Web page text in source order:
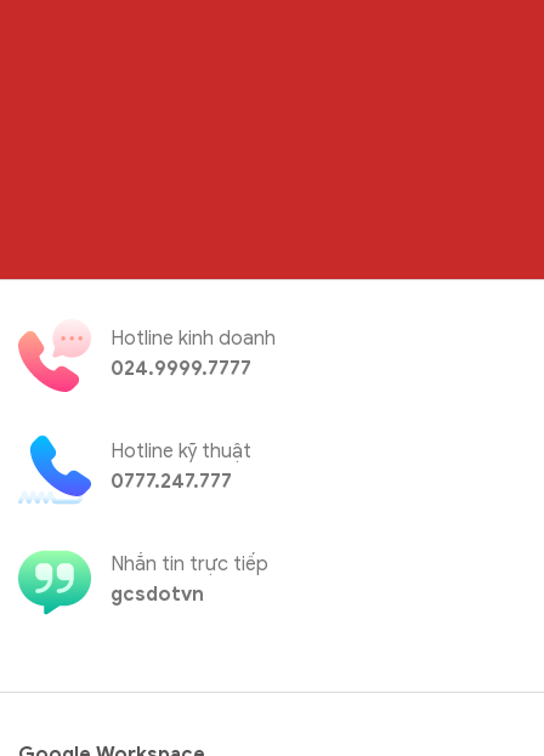
Hotline kinh doanh
024.9999.7777
Hotline kỹ thuật
0777.247.777
Nhắn tin trực tiếp
gcsdotvn